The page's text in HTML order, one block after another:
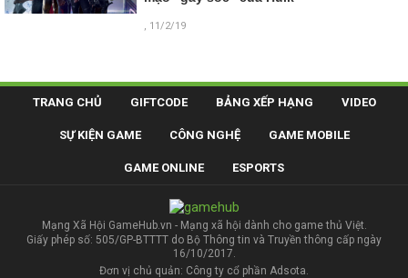
, 11/2/19
TRANG CHỦ GIFTCODE BẢNG XẾP HẠNG VIDEO
SỰ KIỆN GAME CÔNG NGHỆ GAME MOBILE
GAME ONLINE ESPORTS
Mạng Xã Hội GameHub.vn - Mạng xã hội dành cho game thủ Việt.
Giấy phép số: 505/GP-BTTTT do Bộ Thông tin và Truyền thông cấp ngày
16/10/2017.
Đơn vị chủ quản: Công ty cổ phần Adsota.